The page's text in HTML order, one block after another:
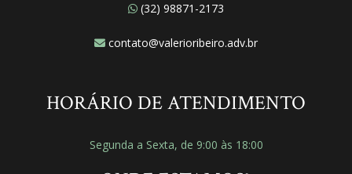
(32) 98871-2173
contato@valerioribeiro.adv.br
HORÁRIO DE ATENDIMENTO
Segunda a Sexta, de 9:00 às 18:00